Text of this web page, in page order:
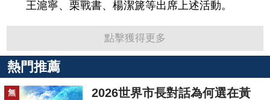
王滬寧、栗戰書、楊潔篪等出席上述活動。
點擊獲得更多
熱門推薦
無
2026世界市長對話為何選在黃